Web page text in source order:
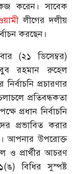
করেন। সাবেক
লীগের দলীয়
করছেন।
(২১ ডিসেম্বর)
রহমান রুহেল
প্রচারণার
প্রতিবন্ধকতা
প্রধান নির্বাচনি
প্রভাবিত করার
আপনার উপরোক্ত
ও প্রার্থীর আচরণ
বিধির সুস্পষ্ট